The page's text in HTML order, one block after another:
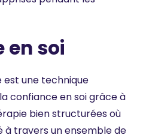
en soi
est une technique
confiance en soi grâce à
bien structurées où
à travers un ensemble de